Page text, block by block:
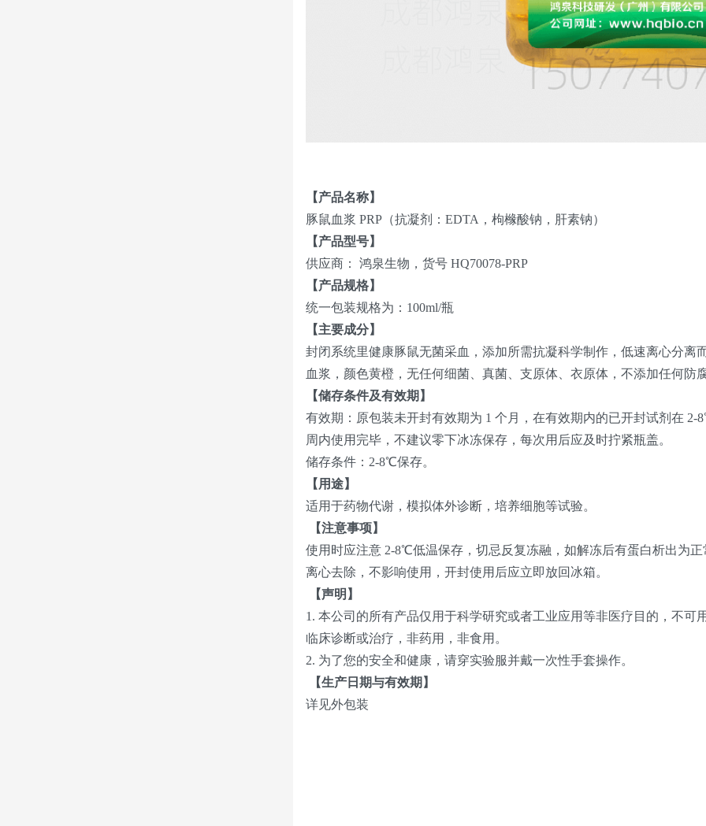
【产品名称】
豚鼠血浆 PRP（抗凝剂：EDTA，枸橼酸钠，肝素钠）
【产品型号】
供应商： 鸿泉生物，货号 HQ70078-PRP
【产品规格】
统一包装规格为：100ml/瓶
【主要成分】
封闭系统里健康豚鼠无菌采血，添加所需抗凝科学制作，低速离心分离
血浆，颜色黄橙，无任何细菌、真菌、支原体、衣原体，不添加任何防
【储存条件及有效期】
有效期：原包装未开封有效期为 1 个月，在有效期内的已开封试剂在 2-
周内使用完毕，不建议零下冰冻保存，每次用后应及时拧紧瓶盖。
储存条件：2-8℃保存。
【用途】
适用于药物代谢，模拟体外诊断，培养细胞等试验。
【注意事项】
使用时应注意 2-8℃低温保存，切忌反复冻融，如解冻后有蛋白析出为
离心去除，不影响使用，开封使用后应立即放回冰箱。
【声明】
1. 本公司的所有产品仅用于科学研究或者工业应用等非医疗目的，不可
临床诊断或治疗，非药用，非食用。
2. 为了您的安全和健康，请穿实验服并戴一次性手套操作。
【生产日期与有效期】
详见外包装